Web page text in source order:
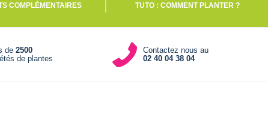
COMPLÉMENTAIRES TUTO : COMMENT PLANTER ?
de2500
de plantes
Contactez nous au
02 40 04 38 04